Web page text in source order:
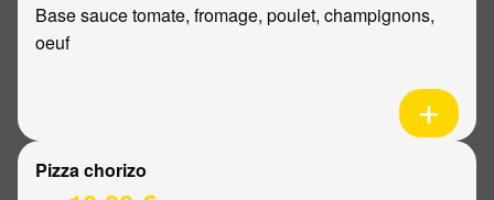
Base sauce tomate, fromage, poulet, champignons,
oeuf
Pizza chorizo